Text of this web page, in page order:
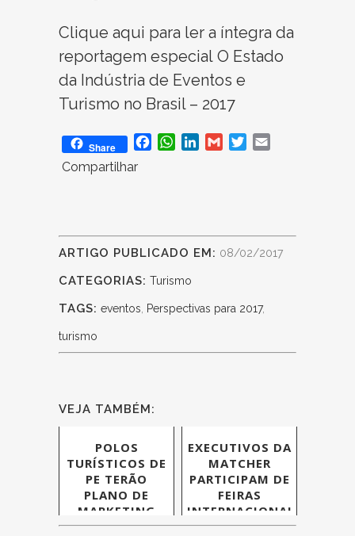
Clique aqui para ler a íntegra da
reportagem especial O Estado
da Indústria de Eventos e
Turismo no Brasil – 2017
Share Facebook
WhatsApp
LinkedInGmailTwitter
Compartilhar
ARTIGO PUBLICADO EM: 08/02/2017
CATEGORIAS: Turismo
TAGS: eventos, Perspectivas para 2017,
turismo
VEJA TAMBÉM:
POLOS
TURÍSTICOS DE
PE TERÃO
PLANO DE
MARKETING
COM PRODETUR
EXECUTIVOS DA
MATCHER
PARTICIPAM DE
FEIRAS
INTERNACIONAIS